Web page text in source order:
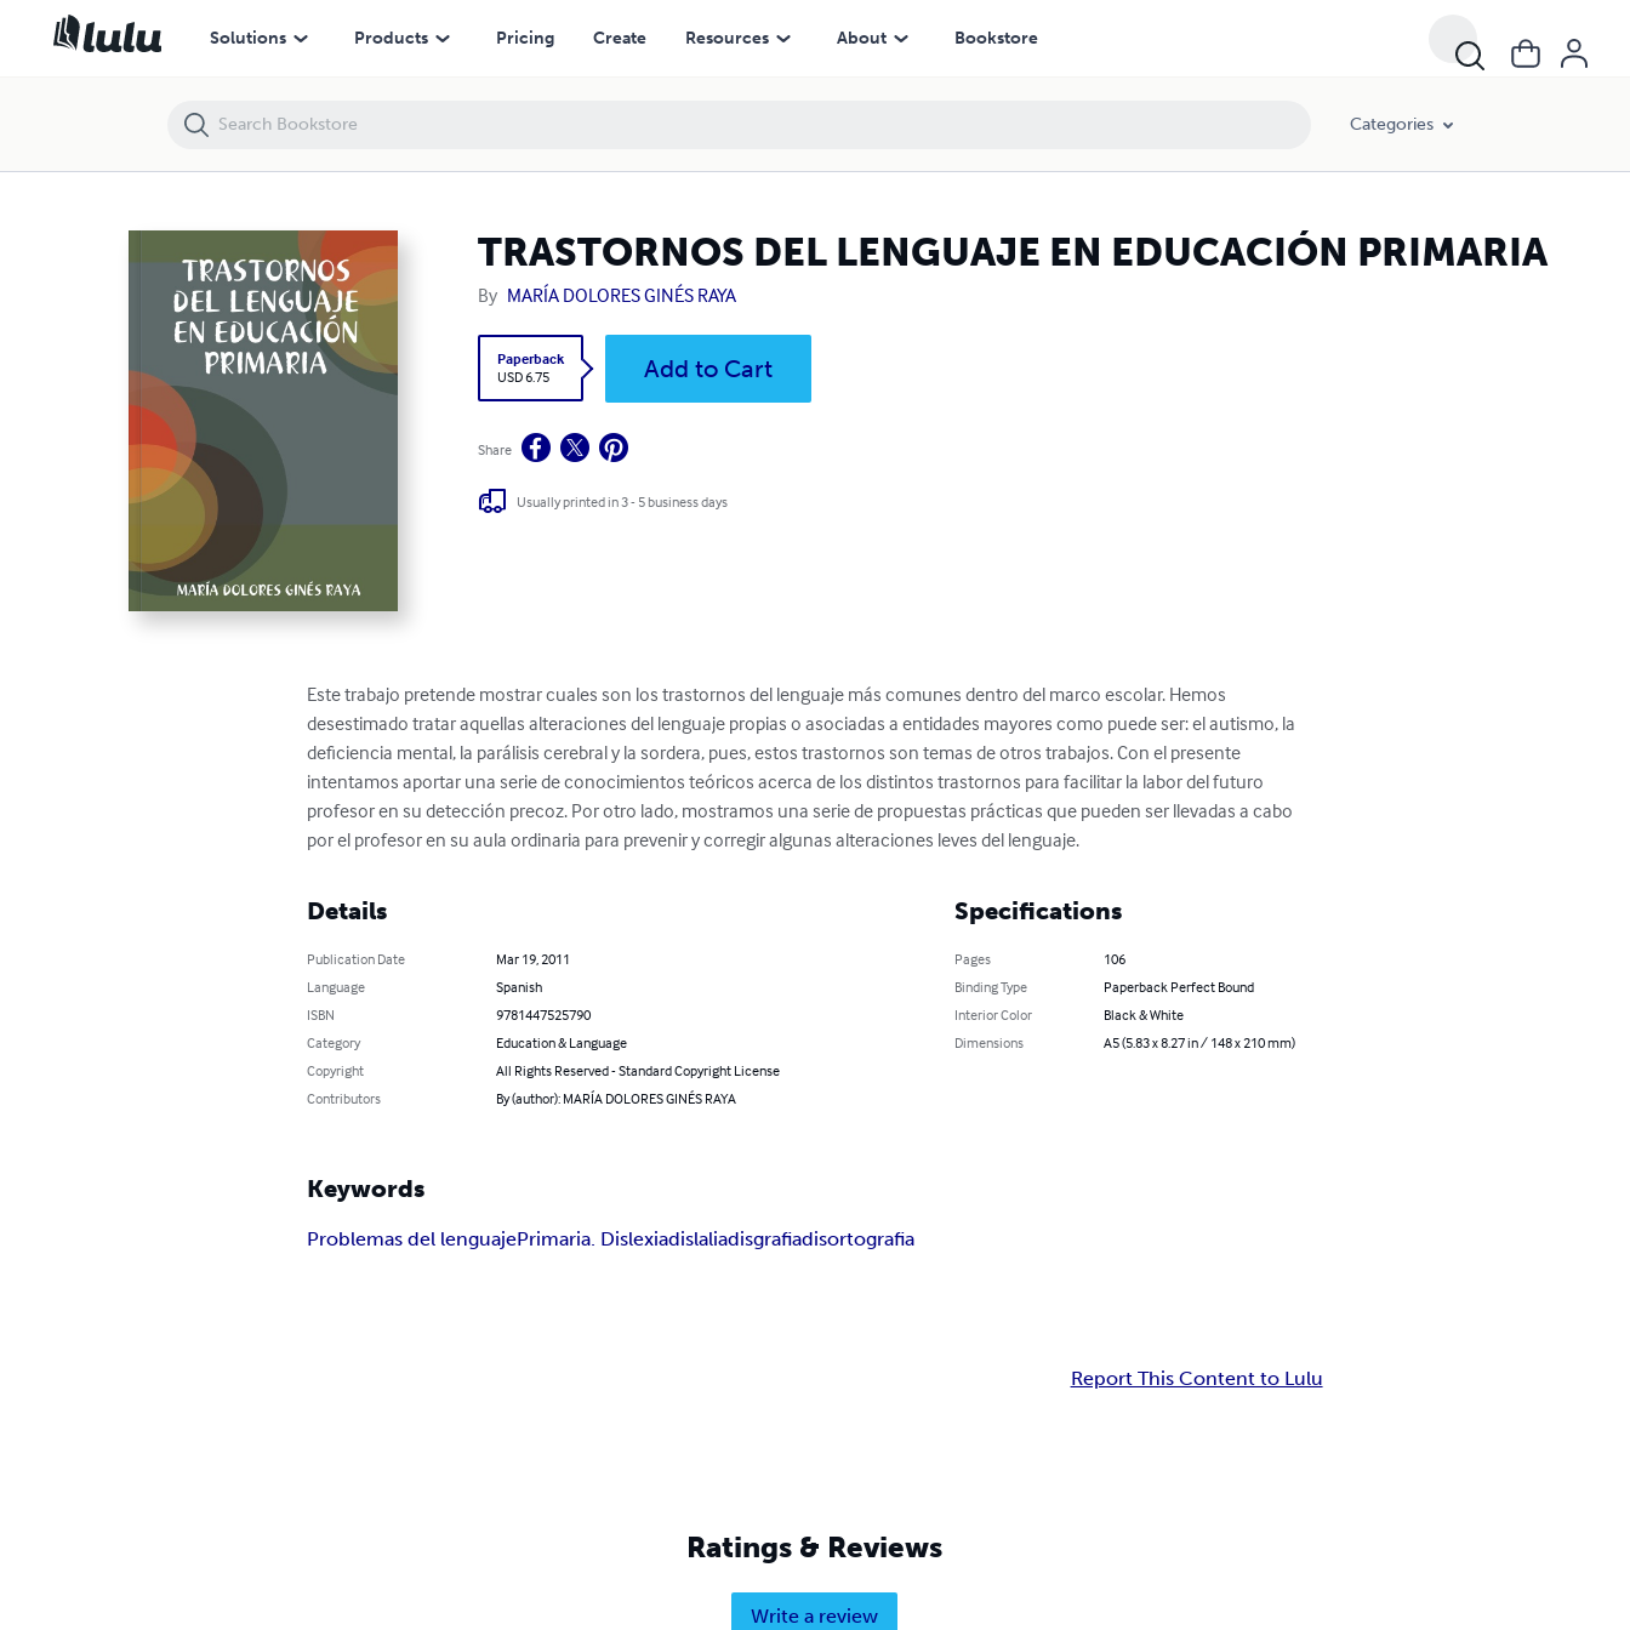
Solutions Products Pricing Create Resources About Bookstore
Categories
TRASTORNOS DEL LENGUAJE EN EDUCACIÓN PRIMARIA
By MARÍA DOLORES GINÉS RAYA
Paperback
USD 6.75
Add to Cart
Share
Usually printed in 3 - 5 business days
Este trabajo pretende mostrar cuales son los trastornos del lenguaje más comunes dentro del marco escolar. Hemos
desestimado tratar aquellas alteraciones del lenguaje propias o asociadas a entidades mayores como puede ser: el autismo, la
deficiencia mental, la parálisis cerebral y la sordera, pues, estos trastornos son temas de otros trabajos. Con el presente
intentamos aportar una serie de conocimientos teóricos acerca de los distintos trastornos para facilitar la labor del futuro
profesor en su detección precoz. Por otro lado, mostramos una serie de propuestas prácticas que pueden ser llevadas a cabo
por el profesor en su aula ordinaria para prevenir y corregir algunas alteraciones leves del lenguaje.
Details
Publication Date
Mar 19, 2011
Language
Spanish
ISBN
9781447525790
Category
Education & Language
Copyright
All Rights Reserved - Standard Copyright License
Contributors
By (author): MARÍA DOLORES GINÉS RAYA
Specifications
Pages
106
Binding Type
Paperback Perfect Bound
Interior Color
Black & White
Dimensions
A5 (5.83 x 8.27 in / 148 x 210 mm)
Keywords
Problemas del lenguajePrimaria. Dislexiadislaliadisgrafiadisortografia
Report This Content to Lulu
Ratings & Reviews
Write a review
TRASTORNOS DEL LENGUAJE EN EDUCACIÓN PRIMARIA